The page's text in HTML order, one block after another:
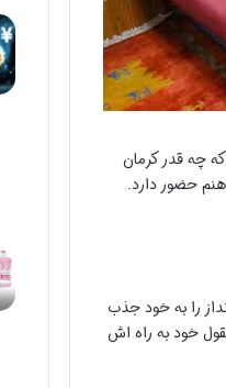
چه قدر کرمان
حضور دارد.
را به خود جذب
خود به راه اش